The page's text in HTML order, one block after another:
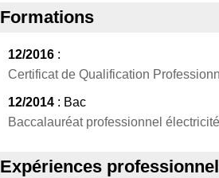
Formations
12/2016 :
Certificat de Qualification
12/2014 : Bac
Baccalauréat professionnel électricité
Expériences